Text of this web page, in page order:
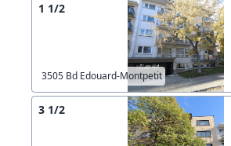
1 1/2
3505 Bd Edouard-Montpetit
3 1/2